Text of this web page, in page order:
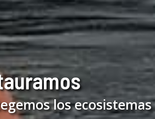
los ecosistemas